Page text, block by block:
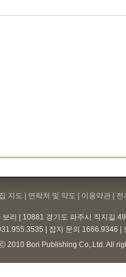
지도 | 연락처 및 약도 | 이용약관 |
보리 | 10881 경기도 파주시 직지길
| 잡지 문의 1666.9346
2010 Bori Publishing Co,.Ltd. All